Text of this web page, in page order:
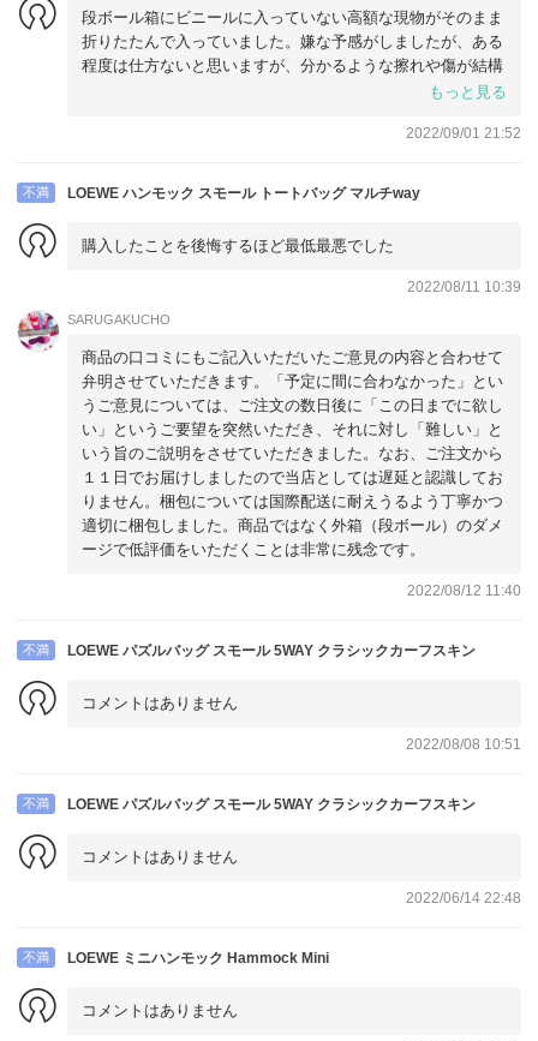
段ボール箱にビニールに入っていない高額な現物がそのまま
折りたたんで入っていました。嫌な予感がしましたが、ある
程度は仕方ないと思いますが、分かるような擦れや傷が結構
ありました。バイマでモンクレール製品を多数購入しました
です。今回は、バイマを信じて返品補償をしてなかったの
もっと見る
2022/09/01 21:52
不満 LOEWE ハンモック スモール トートバッグ マルチway
購入したことを後悔するほど最低最悪でした
2022/08/11 10:39
SARUGAKUCHO
商品の口コミにもご記入いただいたご意見の内容と合わせて
弁明させていただきます。「予定に間に合わなかった」とい
うご意見については、ご注文の数日後に「この日までに欲し
い」というご要望を突然いただき、それに対し「難しい」と
いう旨のご説明をさせていただきました。なお、ご注文から
１１日でお届けしましたので当店としては遅延と認識してお
りません。梱包については国際配送に耐えうるよう丁寧かつ
適切に梱包しました。商品ではなく外箱（段ボール）のダメ
ージで低評価をいただくことは非常に残念です。
2022/08/12 11:40
不満 LOEWE パズルバッグ スモール 5WAY クラシックカーフスキン
コメントはありません
2022/08/08 10:51
不満 LOEWE パズルバッグ スモール 5WAY クラシックカーフスキン
コメントはありません
2022/06/14 22:48
不満 LOEWE ミニハンモック Hammock Mini
コメントはありません